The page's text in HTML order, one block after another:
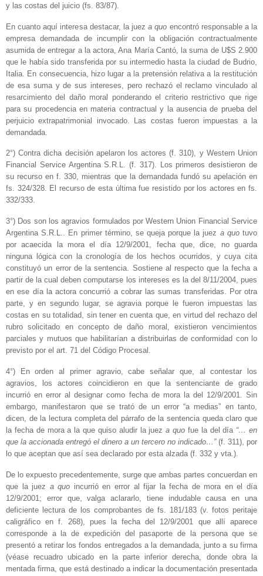
y las costas del juicio (fs. 83/87).
En cuanto aquí interesa destacar, la jueza quo encontró responsable a la
empresa demandada de incumplir con la obligación contractualmente
asumida de entregar a la actora, Ana María Cantó, la suma de U$S 2.900
que le había sido transferida por su intermedio hasta la ciudad de Budrio,
Italia. En consecuencia, hizo lugar a la pretensión relativa a la restitución
de esa suma y de sus intereses, pero rechazó el reclamo vinculado al
resarcimiento del daño moral ponderando el criterio restrictivo que rige
para su procedencia en materia contractual y la ausencia de prueba del
perjuicio extrapatrimonial invocado. Las costas fueron impuestas a la
demandada.
2°) Contra dicha decisión apelaron los actores (f. 310), y Western Union
Financial Service Argentina S.R.L. (f. 317). Los primeros desistieron de
su recurso en f. 330, mientras que la demandada fundó su apelación en
fs. 324/328. El recurso de esta última fue resistido por los actores en fs.
332/333.
3°) Dos son los agravios formulados por Western Union Financial Service
Argentina S.R.L.. En primer término, se queja porque la juez a quotuvo
por acaecida la mora el día 12/9/2001, fecha que, dice, no guarda
ninguna lógica con la cronología de los hechos ocurridos, y cuya cita
constituyó un error de la sentencia. Sostiene al respecto que la fecha a
partir de la cual deben computarse los intereses es la del 8/11/2004, pues
en ese día la actora concurrió a cobrar las sumas transferidas. Por otra
parte, y en segundo lugar, se agravia porque le fueron impuestas las
costas en su totalidad, sin tener en cuenta que, en virtud del rechazo del
rubro solicitado en concepto de daño moral, existieron vencimientos
parciales y mutuos que habilitarían a distribuirlas de conformidad con lo
previsto por el art. 71 del Código Procesal.
4°) En orden al primer agravio, cabe señalar que, al contestar los
agravios, los actores coincidieron en que la sentenciante de grado
incurrió en error al designar como fecha de mora la del 12/9/2001. Sin
embargo, manifestaron que se trató de un error “a medias” en tanto,
dicen, de la lectura completa del párrafo de la sentencia queda claro que
la fecha de mora a la que quiso aludir la jueza quo fue la del día “… en
que la accionada entregó el dinero a un tercero no indicado…” (f. 311), por
lo que aceptan que así sea declarado por esta alzada (f. 332 y vta.).
De lo expuesto precedentemente, surge que ambas partes concuerdan en
que la juez a quo incurrió en error al fijar la fecha de mora en el día
12/9/2001; error que, valga aclararlo, tiene indudable causa en una
deficiente lectura de los comprobantes de fs. 181/183 (v. fotos peritaje
caligráfico en f. 268), pues la fecha del 12/9/2001 que allí aparece
corresponde a la de expedición del pasaporte de la persona que se
presentó a retirar los fondos entregados a la demandada, junto a su firma
(véase recuadro ubicado en la parte inferior derecha, donde obra la
mentada firma, que está destinado a indicar la documentación presentada